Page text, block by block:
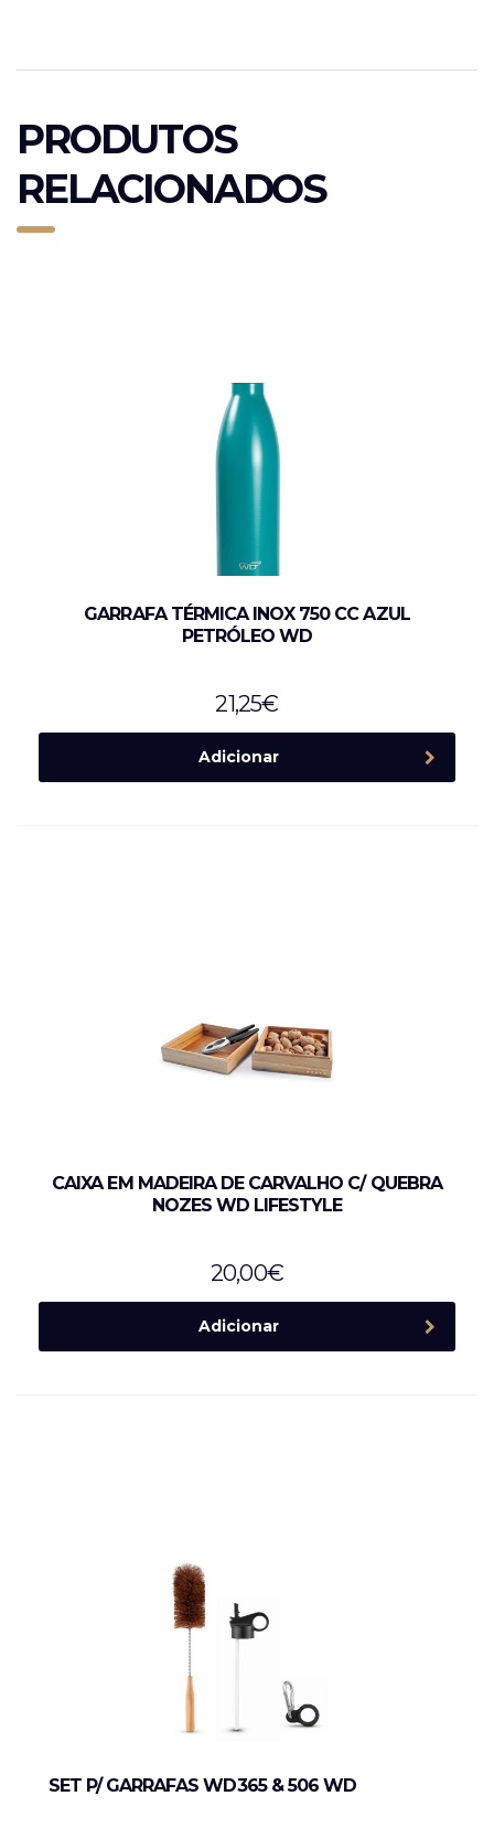
PRODUTOS
RELACIONADOS
GARRAFA TÉRMICA INOX 750 CC AZUL
PETRÓLEO WD
21,25€
Adicionar
CAIXA EM MADEIRA DE CARVALHO C/ QUEBRA
NOZES WD LIFESTYLE
20,00€
Adicionar
SET P/ GARRAFAS WD365 & 506 WD